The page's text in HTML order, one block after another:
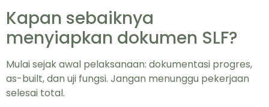
Kapan sebaiknya
menyiapkan dokumen SLF?
Mulai sejak awal pelaksanaan: dokumentasi progres,
as-built, dan uji fungsi. Jangan menunggu pekerjaan
selesai total.